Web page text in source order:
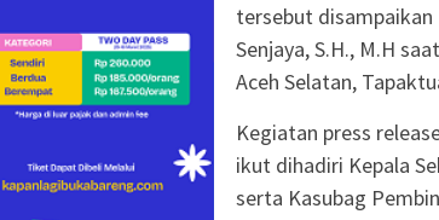
tersebut disampaikan
Senjaya, S.H., M.H
Aceh Selatan,
Kegiatan press
ikut dihadiri Kepala
serta Kasubag